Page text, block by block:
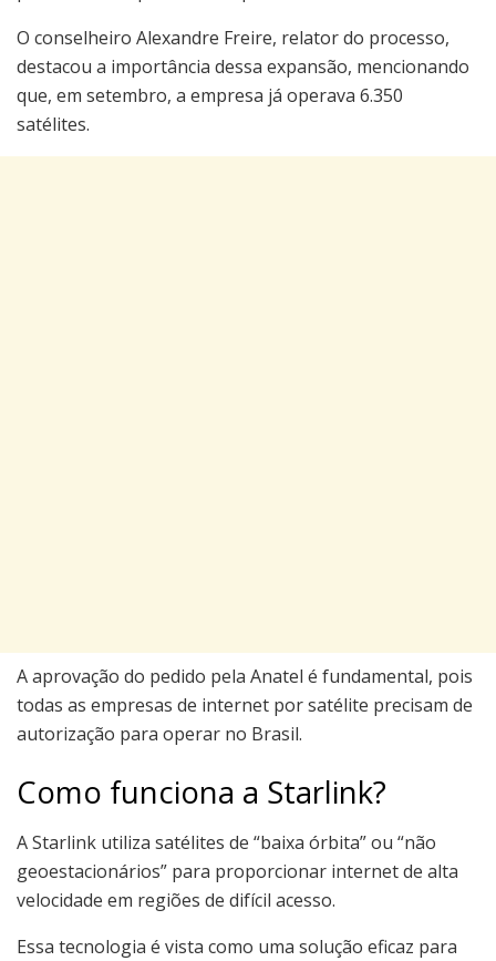
O conselheiro Alexandre Freire, relator do processo,
destacou a importância dessa expansão, mencionando
que, em setembro, a empresa já operava 6.350
satélites.
A aprovação do pedido pela Anatel é fundamental, pois
todas as empresas de internet por satélite precisam de
autorização para operar no Brasil.
Como funciona a Starlink?
A Starlink utiliza satélites de “baixa órbita” ou “não
geoestacionários” para proporcionar internet de alta
velocidade em regiões de difícil acesso.
Essa tecnologia é vista como uma solução eficaz para